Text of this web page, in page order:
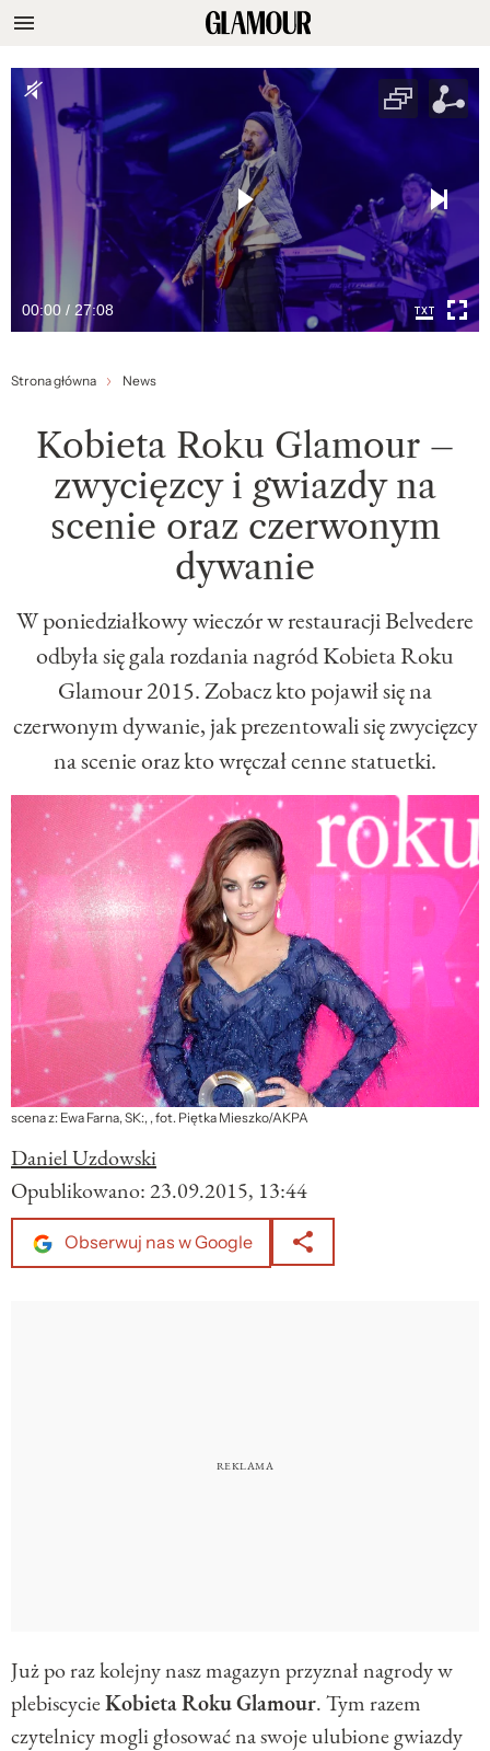
00:00 / 27:08
Strona główna News
Kobieta Roku Glamour –
zwycięzcy i gwiazdy na
scenie oraz czerwonym
dywanie
W poniedziałkowy wieczór w restauracji Belvedere
odbyła się gala rozdania nagród Kobieta Roku
Glamour 2015. Zobacz kto pojawił się na
czerwonym dywanie, jak prezentowali się zwycięzcy
na scenie oraz kto wręczał cenne statuetki.
scena z: Ewa Farna, SK:, , fot. Piętka Mieszko/AKPA
Daniel Uzdowski
Opublikowano:23.09.2015, 13:44
Obserwuj nas w Google
Już po raz kolejny nasz magazyn przyznał nagrody w
plebiscycieKobietaRokuGlamour. Tym razem
czytelnicy mogli głosować na swoje ulubione gwiazdy